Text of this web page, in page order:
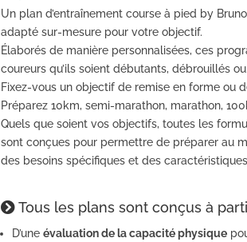
Un plan d’entraînement course à pied by
adapté sur-mesure pour votre objectif.
Élaborés de manière personnalisées, ces
coureurs qu’ils soient débutants, débrouillés
Fixez-vous un objectif de remise en forme ou
Préparez 10km, semi-marathon, marathon,
Quels que soient vos objectifs, toutes les
sont conçues pour permettre de préparer au
des besoins spécifiques et des
Tous les plans sont conçus à
D’uneévaluation de la capacité physique